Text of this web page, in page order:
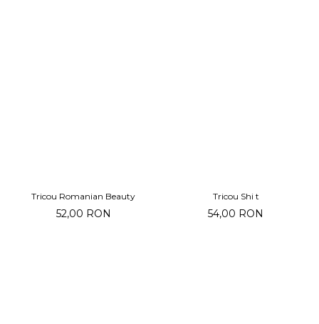
Tricou Romanian Beauty
52,00 RON
Tricou Shi t
54,00 RON